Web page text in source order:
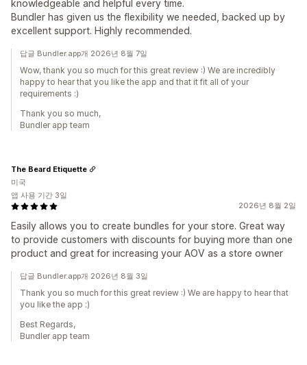
knowledgeable and helpful every time.
Bundler has given us the flexibility we needed, backed up by
excellent support. Highly recommended.
답글 Bundler.app개 2026년 8월 7일
Wow, thank you so much for this great review :) We are incredibly
happy to hear that you like the app and that it fit all of your
requirements :)
Thank you so much,
Bundler app team
2026년 8월 2일
Easily allows you to create bundles for your store. Great way
to provide customers with discounts for buying more than one
product and great for increasing your AOV as a store owner
The Beard Etiquette
미국
앱 사용 기간 3일
답글 Bundler.app개 2026년 8월 3일
Thank you so much for this great review :) We are happy to hear that
you like the app :)
Best Regards,
Bundler app team